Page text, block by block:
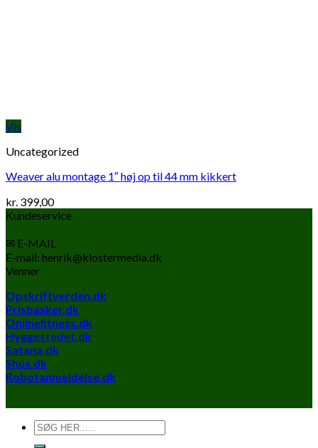
Vis
Uncategorized
Weaver alu montage 1″ høj op til 44 mm kikkert
kr. 399,00
Kundeservice
✉ E-MAIL
E-mail: henrik@klostermedia.dk
Venner
Opskriftverden.dk
Prisbasker.dk
Onlinefitness.dk
Hyggestedet.dk
Satana.dk
Shus.dk
Robotanmeldelse.dk
Søg
efter: